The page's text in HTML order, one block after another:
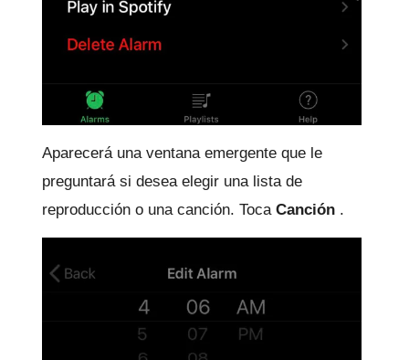
Aparecerá una ventana emergente que le
preguntará si desea elegir una lista de
reproducción o una canción. Toca Canción .